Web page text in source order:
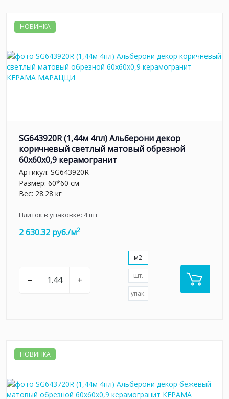
НОВИНКА
SG643920R (1,44м 4пл) Альберони декор
коричневый светлый матовый обрезной
60x60x0,9 керамогранит
Артикул: SG643920R
Размер: 60*60 см
Вес: 28.28 кг
Плиток в упаковке: 4шт
2 630.32 руб./м2
– +
м2
шт.
упак.
НОВИНКА